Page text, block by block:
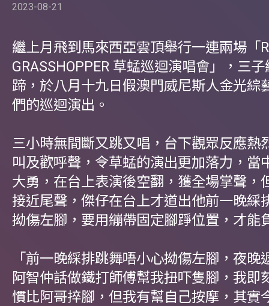
2023-08-21
繼上月飛到馬來西亞雲頂舉行一連兩場「
GRASSHOPPER 草蜢巡迴演唱會」，三
蹄，於八月十九日假澳門威尼斯人金光綜
們的巡迴演出。
三小時無間斷又跳又唱，台下觀眾反應熱
叫及歡呼聲，令草蜢的演出更加落力，當
大勇，在台上表演後空翻，獲全場掌聲，
接近尾聲，傑仔在台上才道出他前一晚綵
拗傷左腳，要用繃帶固定腳踭位置，才能
「前一晚綵排跳舞唔小心拗傷左腳，夜晚
阿智仲話做鐵打師傅幫我扭吓隻腳，我即
慣比阿哥捽腳，但我有幫自己按摩，其實